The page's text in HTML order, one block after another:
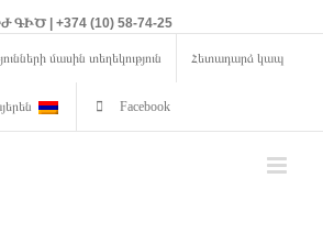
ԳԻԾ | +374 (10) 58-74-25
մասին տեղեկություն Հետադարձ կապ
Facebook